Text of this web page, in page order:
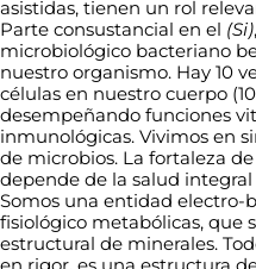
asistidas, tienen un rol
Parte consustancial en el (Si)
microbiológico bacteriano
nuestro organismo. Hay 10
células en nuestro cuerpo
desempeñando funciones
inmunológicas. Vivimos en
de microbios. La fortaleza
depende de la salud
Somos una entidad electro-
fisiológico metabólicas, que
estructural de minerales.